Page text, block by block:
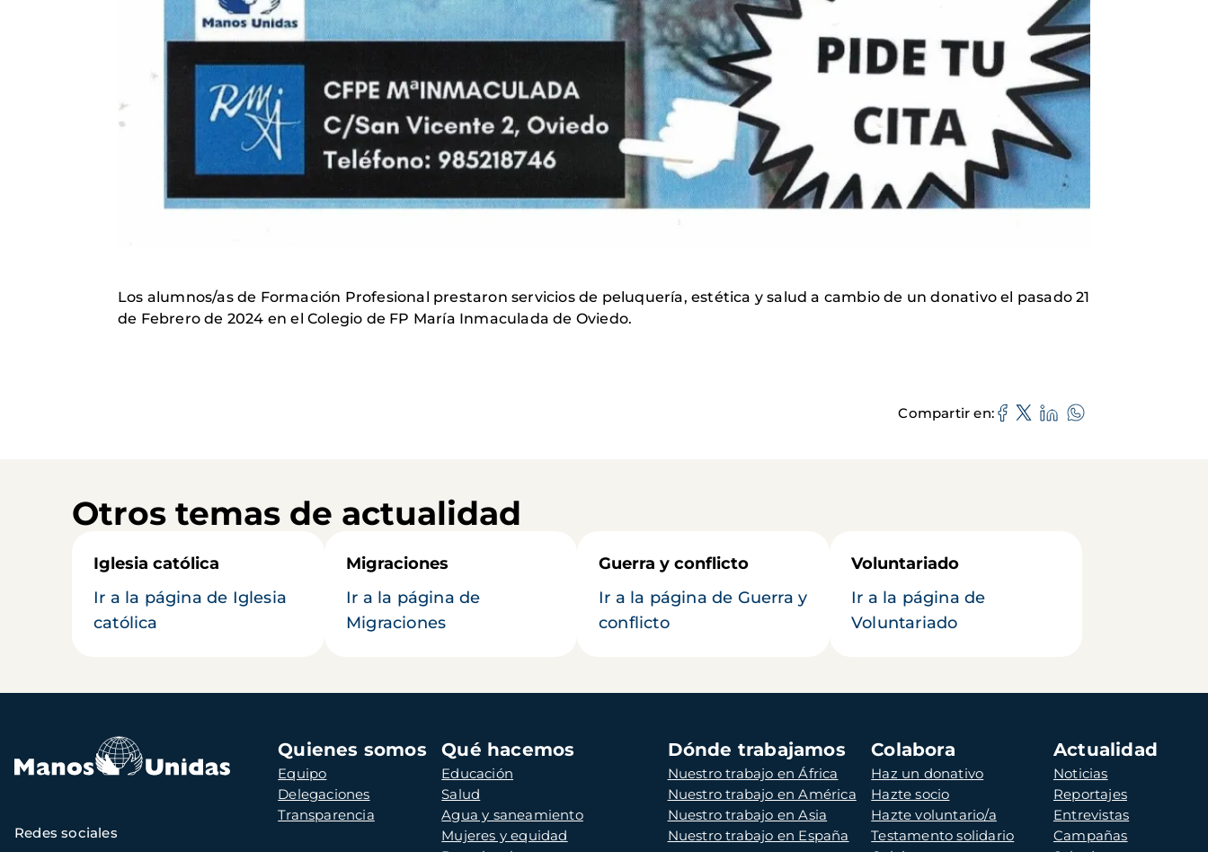
Los alumnos/as de Formación Profesional prestaron servicios de peluquería, estética y salud a cambio de un donativo el pasado 21
de Febrero de 2024 en el Colegio de FP María Inmaculada de Oviedo.
Compartir en
Otros temas de actualidad
Iglesia católica
Ir a la página de Iglesia
católica
Migraciones
Ir a la página de
Migraciones
Guerra y conflicto
Ir a la página de Guerra y
conflicto
Voluntariado
Ir a la página de
Voluntariado
Navegación
principal
Quienes somos
Equipo
Delegaciones
Transparencia
Qué hacemos
Educación
Salud
Agua y saneamiento
Mujeres y equidad
Dónde trabajamos
Nuestro trabajo en África
Nuestro trabajo en América
Nuestro trabajo en Asia
Nuestro trabajo en España
Colabora
Haz un donativo
Hazte socio
Hazte voluntario/a
Testamento solidario
Actualidad
Noticias
Reportajes
Entrevistas
Campañas
Redes sociales